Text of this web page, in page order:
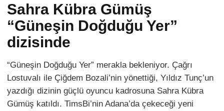
Sahra Kübra Gümüş
“Güneşin Doğduğu Yer”
dizisinde
“Güneşin Doğduğu Yer” merakla bekleniyor. Çağrı
Lostuvalı ile Çiğdem Bozali’nin yönettiği, Yıldız Tunç’un
yazdığı dizinin güçlü oyuncu kadrosuna Sahra Kübra
Gümüş katıldı. TimsBi’nin Adana’da çekeceği yeni